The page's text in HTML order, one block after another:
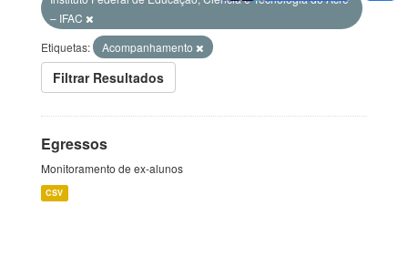
– IFAC
Etiquetas:
Acompanhamento
Filtrar Resultados
Egressos
Monitoramento de ex-alunos
CSV